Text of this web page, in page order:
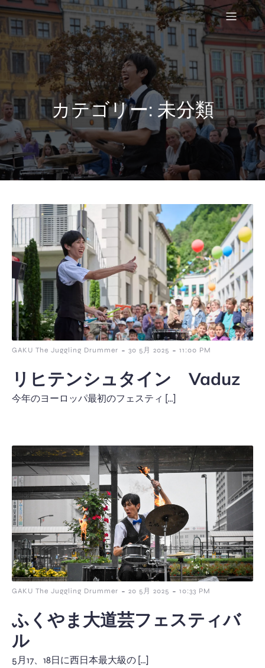
コ
ン
テ
ン
ツ
キ
ッ
プ
カテゴリー: 未分類
GAKU The Juggling Drummer - 30 5月 2025 - 11:00 PM
リヒテンシュタイン Vaduz
今年のヨーロッパ最初のフェスティ […]
GAKU The Juggling Drummer - 20 5月 2025 - 10:33 PM
ふくやま大道芸フェスティバ
ル
5月17、18日に西日本最大級の […]